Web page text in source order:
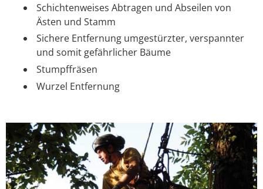
Schichtenweises Abtragen und Abseilen von
Ästen und Stamm
Sichere Entfernung umgestürzter, verspannter
und somit gefährlicher Bäume
Stumpffräsen
Wurzel Entfernung